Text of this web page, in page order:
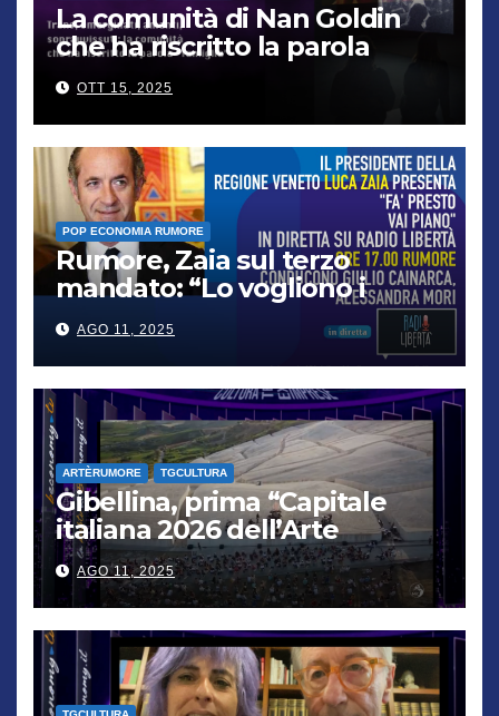
La comunità di Nan Goldin
che ha riscritto la parola
“famiglia”
OTT 15, 2025
POP ECONOMIA RUMORE
Rumore, Zaia sul terzo
mandato: “Lo vogliono i
cittadini, chi non lo capisce
verrà punito”
AGO 11, 2025
ARTÈRUMORE TGCULTURA
Gibellina, prima “Capitale
italiana 2026 dell’Arte
contemporanea”
AGO 11, 2025